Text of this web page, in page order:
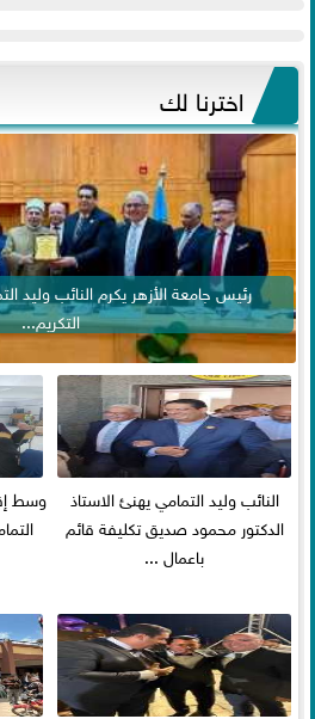
اخترنا لك
رئيس جامعة الأزهر يكرم النائب وليد
التكريم...
النائب وليد التمامي يهنئ الاستاذ
الدكتور محمود صديق تكليفة قائم
باعمال ...
وسط